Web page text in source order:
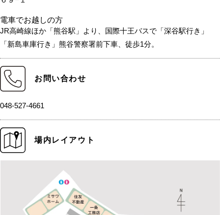
電車でお越しの方
JR高崎線ほか「熊谷駅」より、国際十王バスで「深谷駅行き」
「新島車庫行き」熊谷警察署前下車、徒歩1分。
お問い合わせ
048-527-4661
場内レイアウト